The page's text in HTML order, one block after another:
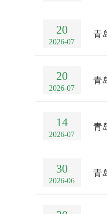
20
2026-07
青
20
2026-07
青
14
2026-07
青
30
2026-06
青